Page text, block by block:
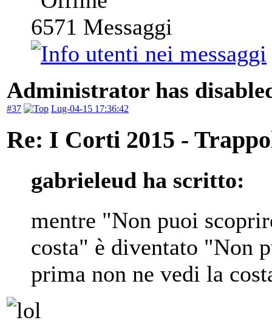
6571 Messaggi
Administrator has
#37 Lug-04-15 17:36:42
Re: I Corti 2015 -
gabrieleud ha scritto:
mentre "Non puoi
costa" è diventato "Non
prima non ne vedi la